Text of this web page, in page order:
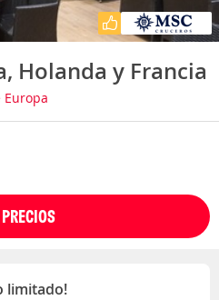
Holanda y Francia
Europa
limitado!